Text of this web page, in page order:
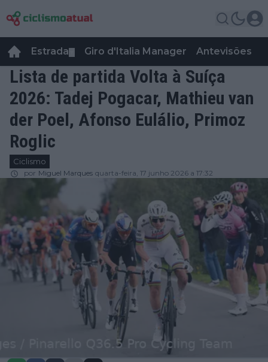
Estrada Giro d'Italia Manager Antevisões
Lista de partida Volta à Suíça
2026: Tadej Pogacar, Mathieu van
der Poel, Afonso Eulálio, Primoz
Roglic
Ciclismo
por Miguel Marques quarta-feira, 17 junho 2026 a 17:32